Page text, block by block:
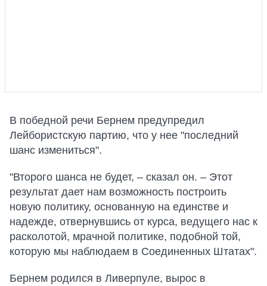
В победной речи Бернем предупредил
Лейбористскую партию, что у нее "последний
шанс измениться".
"Второго шанса не будет, – сказал он. – Этот
результат дает нам возможность построить
новую политику, основанную на единстве и
надежде, отвернувшись от курса, ведущего нас к
расколотой, мрачной политике, подобной той,
которую мы наблюдаем в Соединенных Штатах".
Бернем родился в Ливерпуле, вырос в